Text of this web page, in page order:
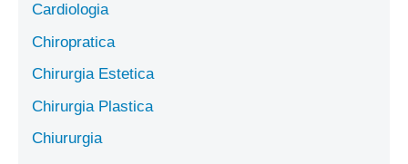
Cardiologia
Chiropratica
Chirurgia Estetica
Chirurgia Plastica
Chiururgia